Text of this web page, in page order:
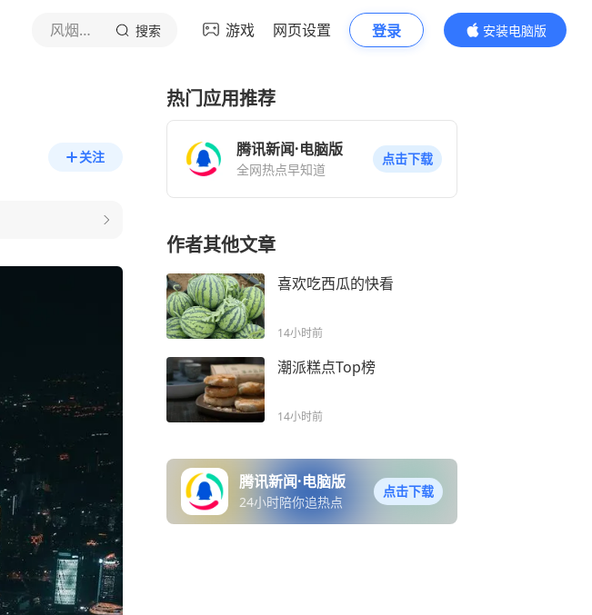
风烟食录 搜索 游戏 网页设置 登录
安装电脑版
内容更精彩
关注
热门应用推荐
腾讯新闻·电脑版
全网热点早知道
点击下载
作者其他文章
喜欢吃西瓜的快看
14小时前
潮派糕点Top榜
14小时前
腾讯新闻·电脑版
24小时陪你追热点
点击下载